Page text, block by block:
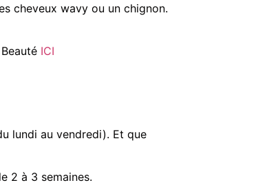
cheveux wavy ou un chignon.
ICI
lundi au vendredi). Et que
2 à 3 semaines.